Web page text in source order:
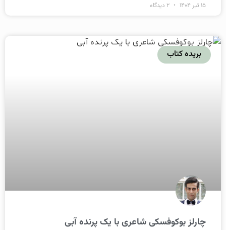
۱۵ تیر ۱۴۰۴
بریده کتاب
چارلز بوکوفسکی شاعری با یک پرنده آبی